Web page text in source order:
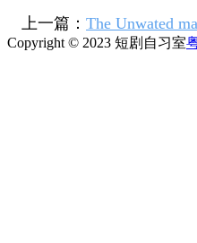
上一篇： The Unwated
Copyright © 2023 短剧自习室